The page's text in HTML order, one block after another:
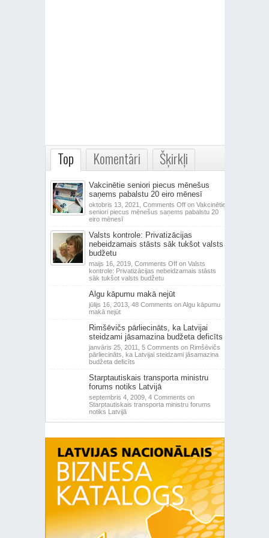
Top Komentāri Šķirkļi
Vakcinētie seniori piecus mēnešus
saņems pabalstu 20 eiro mēnesī
oktobris 13, 2021, Comments Offon Vakcinētie
seniori piecus mēnešus saņems pabalstu 20
eiro mēnesī
Valsts kontrole: Privatizācijas
nebeidzamais stāsts sāk tukšot valsts
budžetu
maijs 16, 2019, Comments Offon Valsts
kontrole: Privatizācijas nebeidzamais stāsts
sāk tukšot valsts budžetu
Algu kāpumu makā nejūt
jūlijs 16, 2013, 48 Comments on Algu kāpumu
makā nejūt
Rimšēvičs pārliecināts, ka Latvijai
steidzami jāsamazina budžeta deficīts
janvāris 25, 2011, 5 Comments on Rimšēvičs
pārliecināts, ka Latvijai steidzami jāsamazina
budžeta deficīts
Starptautiskais transporta ministru
forums notiks Latvijā
septembris 4, 2009, 4 Comments on
Starptautiskais transporta ministru forums
notiks Latvijā